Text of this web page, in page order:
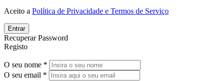
Aceito a Política de Privacidade e Termos de Serviço
Entrar
Recuperar Password
Registo
O seu nome *
O seu email *